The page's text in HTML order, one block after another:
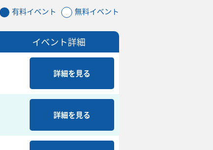
有料イベント 無料イベント
イベント詳細
詳細を見る
詳細を見る